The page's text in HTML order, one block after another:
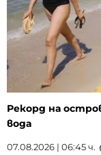
Рекорд на
вода
07.08.2026 | 06:45 ч.